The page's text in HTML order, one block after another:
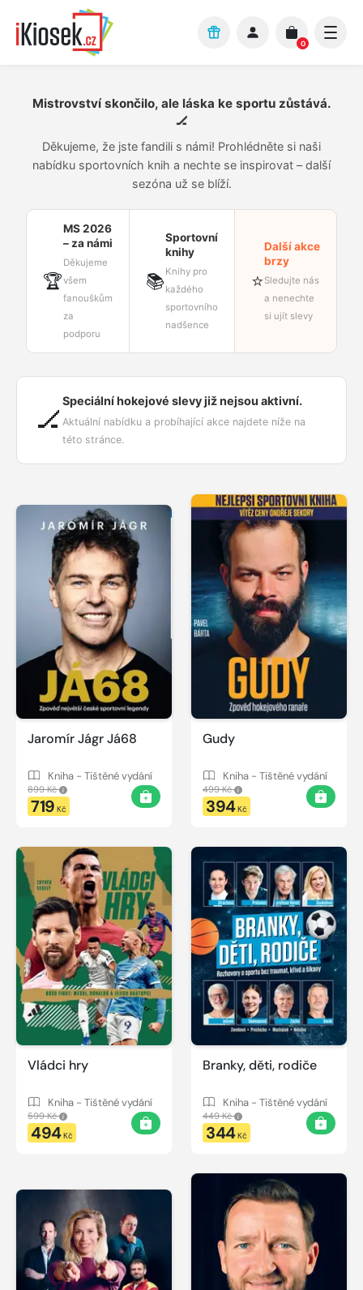
Přejít na hlavní obsah
0
Mistrovství skončilo, ale láska ke sportu zůstává.
🏒
Děkujeme, že jste fandili s námi! Prohlédněte si naši
nabídku sportovních knih a nechte se inspirovat – další
sezóna už se blíží.
🏆
MS 2026
– za námi
Děkujeme
všem
fanouškům
za
podporu
📚
Sportovní
knihy
Knihy pro
každého
sportovního
nadšence
⭐
Další akce
brzy
Sledujte nás
a nenechte
si ujít slevy
🏒
Speciální hokejové slevy již nejsou aktivní.
Aktuální nabídku a probíhající akce najdete níže na
této stránce.
Jaromír Jágr Já68
Kniha - Tištěné vydání
899 Kč
719 Kč
Gudy
Kniha - Tištěné vydání
499 Kč
394Kč
Vládci hry
Kniha - Tištěné vydání
599 Kč
494Kč
Branky, děti, rodiče
Kniha - Tištěné vydání
449 Kč
344Kč